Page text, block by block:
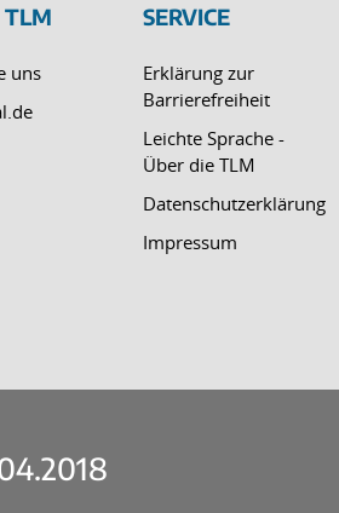
TLM
uns
SERVICE
Erklärung zur
Barrierefreiheit
Leichte Sprache -
Über die TLM
Datenschutzerklärung
Impressum